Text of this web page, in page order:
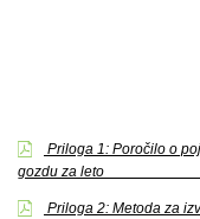
Priloga 1: Poročilo o
gozdu za leto
Priloga 2: Metoda za